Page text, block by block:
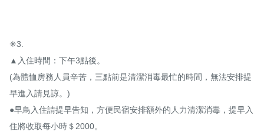
✳3.
▲入住時間：下午3點後。
(為體恤房務人員辛苦，三點前是清潔消毒最忙的時間，無法安排提
早進入請見諒。)
●早鳥入住請提早告知，方便民宿安排額外的人力清潔消毒，提早入
住將收取每小時＄2000。